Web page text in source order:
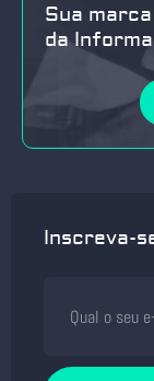
Sua
da
Inscreva-